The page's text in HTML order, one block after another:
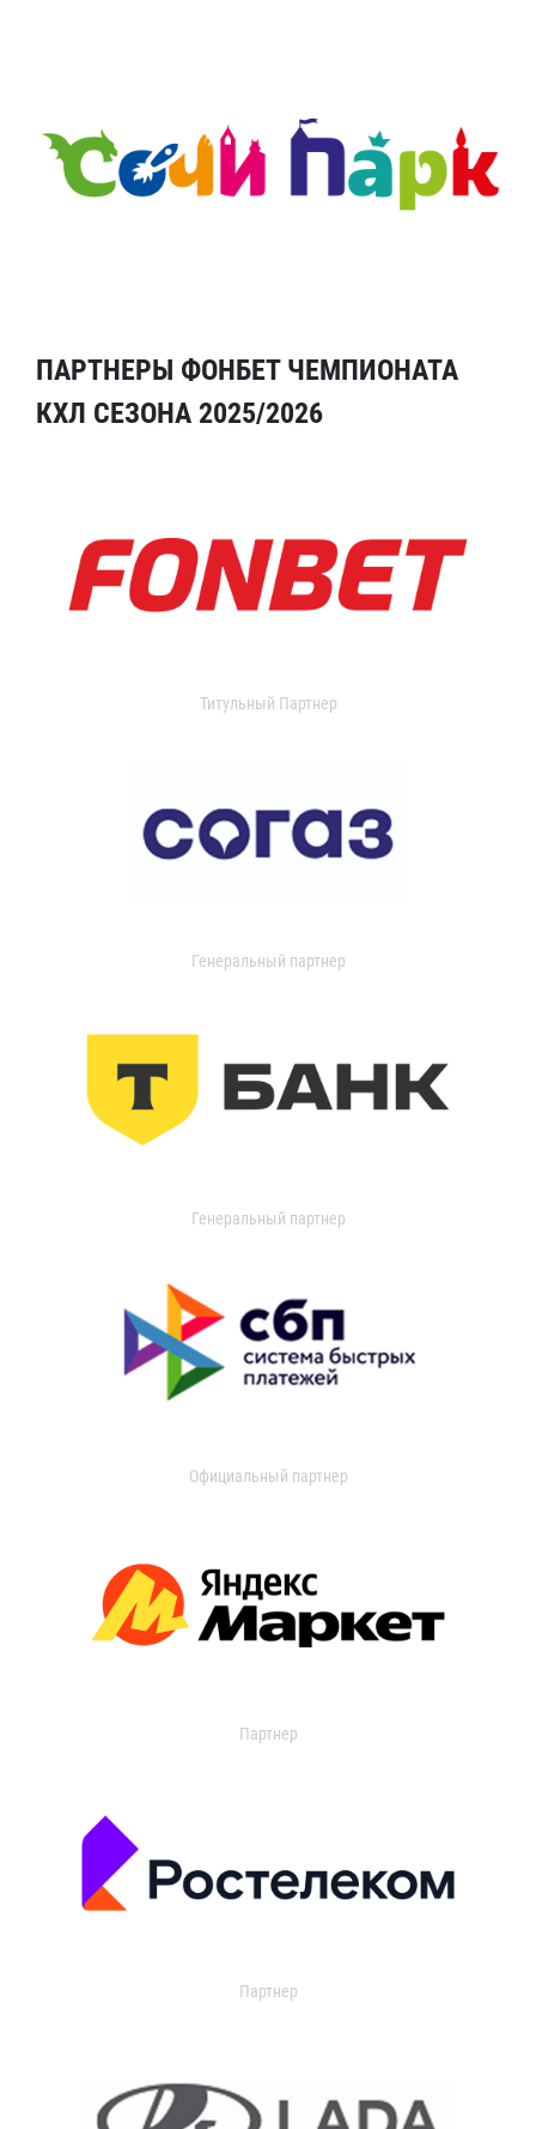
ПАРТНЕРЫ ФОНБЕТ ЧЕМПИОНАТА
КХЛ СЕЗОНА 2025/2026
Титульный Партнер
Генеральный партнер
Генеральный партнер
Официальный партнер
Партнер
Партнер